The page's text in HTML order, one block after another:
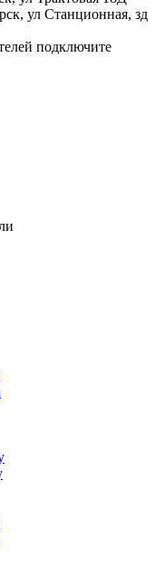
ул Станционная, зд
подключите